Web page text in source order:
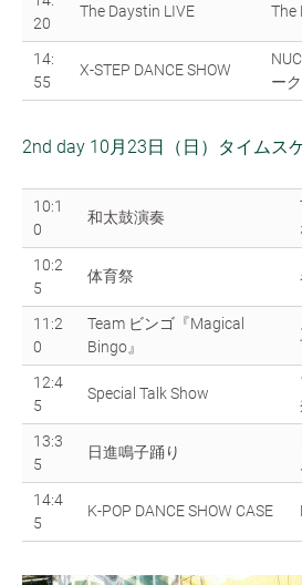
20
The Daystin LIVE The
14:
55
X-STEP DANCE SHOW
ー
2nd day 10月23日（日）タイムス
10:1
0
和太鼓演奏
10:2
5
体育祭
11:2
0
Team ビンゴ『Magical
Bingo』
12:4
5
Special Talk Show
13:3
5
日進鳴子踊り
14:4
5
K-POP DANCE SHOW CASE